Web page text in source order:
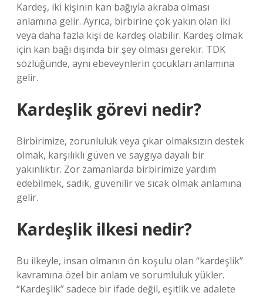
Kardeş, iki kişinin kan bağıyla akraba olması
anlamına gelir. Ayrıca, birbirine çok yakın olan iki
veya daha fazla kişi de kardeş olabilir. Kardeş olmak
için kan bağı dışında bir şey olması gerekir. TDK
sözlüğünde, aynı ebeveynlerin çocukları anlamına
gelir.
Kardeşlik görevi nedir?
Birbirimize, zorunluluk veya çıkar olmaksızın destek
olmak, karşılıklı güven ve saygıya dayalı bir
yakınlıktır. Zor zamanlarda birbirimize yardım
edebilmek, sadık, güvenilir ve sıcak olmak anlamına
gelir.
Kardeşlik ilkesi nedir?
Bu ilkeyle, insan olmanın ön koşulu olan “kardeşlik”
kavramına özel bir anlam ve sorumluluk yükler.
“Kardeşlik” sadece bir ifade değil, eşitlik ve adalete